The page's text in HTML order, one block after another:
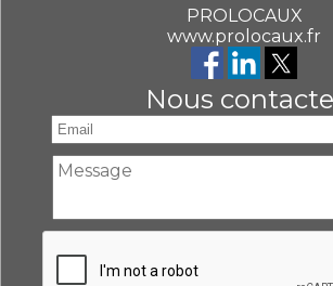
PROLOCAUX
www.prolocaux.fr
Nous